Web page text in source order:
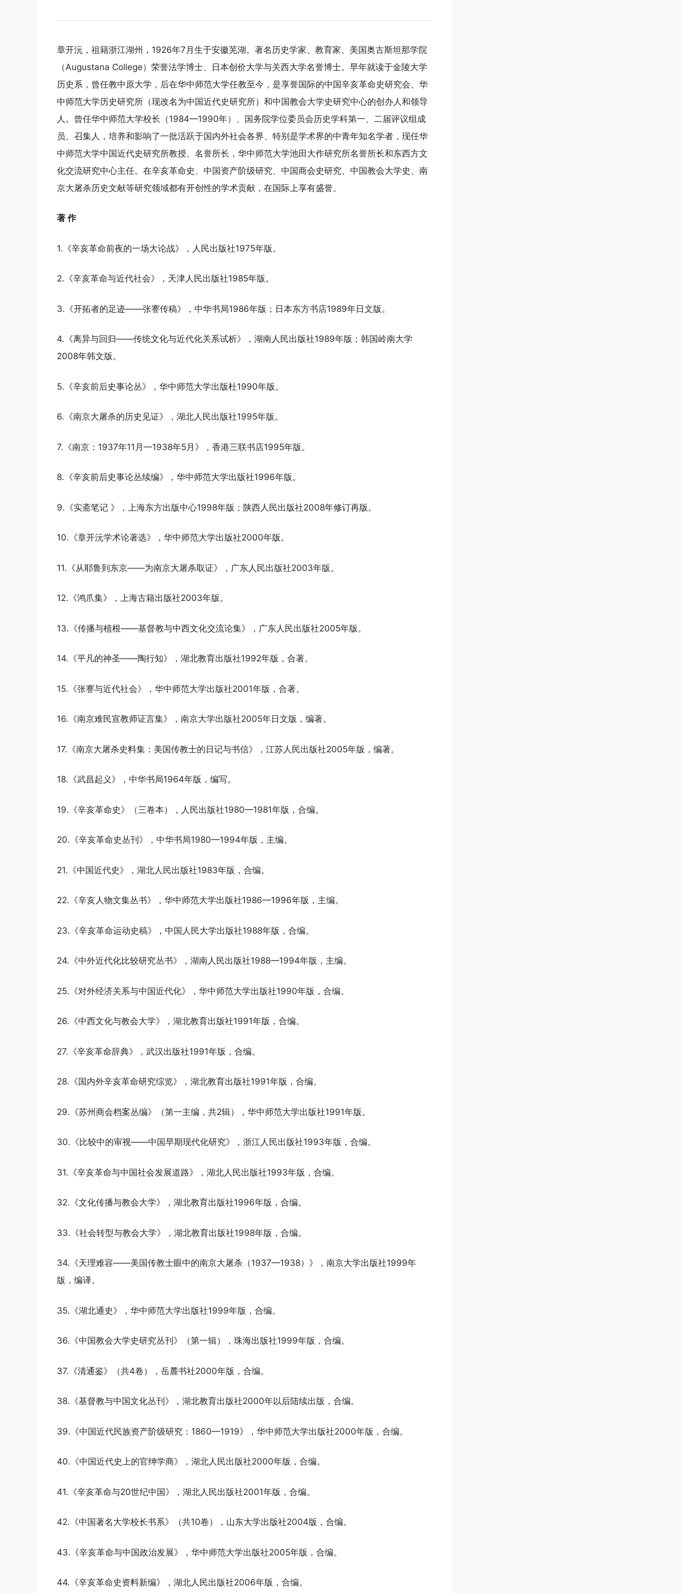
章开沅，祖籍浙江湖州，1926年7月生于安徽芜湖。著名历史学家、教育家、美国奥古斯坦那学院
（Augustana College）荣誉法学博士、日本创价大学与关西大学名誉博士。早年就读于金陵大学
历史系，曾任教中原大学，后在华中师范大学任教至今，是享誉国际的中国辛亥革命史研究会、华
中师范大学历史研究所（现改名为中国近代史研究所）和中国教会大学史研究中心的创办人和领导
人。曾任华中师范大学校长（1984—1990年）、国务院学位委员会历史学科第一、二届评议组成
员、召集人，培养和影响了一批活跃于国内外社会各界、特别是学术界的中青年知名学者，现任华
中师范大学中国近代史研究所教授、名誉所长，华中师范大学池田大作研究所名誉所长和东西方文
化交流研究中心主任。在辛亥革命史、中国资产阶级研究、中国商会史研究、中国教会大学史、南
京大屠杀历史文献等研究领域都有开创性的学术贡献，在国际上享有盛誉。
著 作
1.《辛亥革命前夜的一场大论战》，人民出版社1975年版。
2.《辛亥革命与近代社会》，天津人民出版社1985年版。
3.《开拓者的足迹——张謇传稿》，中华书局1986年版；日本东方书店1989年日文版。
4.《离异与回归——传统文化与近代化关系试析》，湖南人民出版社1989年版；韩国岭南大学
2008年韩文版。
5.《辛亥前后史事论丛》，华中师范大学出版杜1990年版。
6.《南京大屠杀的历史见证》，湖北人民出版社1995年版。
7.《南京：1937年11月—1938年5月》，香港三联书店1995年版。
8.《辛亥前后史事论丛续编》，华中师范大学出版社1996年版。
9.《实斋笔记 》，上海东方出版中心1998年版；陕西人民出版社2008年修订再版。
10.《章开沅学术论著选》，华中师范大学出版社2000年版。
11.《从耶鲁到东京——为南京大屠杀取证》，广东人民出版社2003年版。
12.《鸿爪集》，上海古籍出版社2003年版。
13.《传播与植根——基督教与中西文化交流论集》，广东人民出版社2005年版。
14.《平凡的神圣——陶行知》，湖北教育出版社1992年版，合著。
15.《张謇与近代社会》，华中师范大学出版社2001年版，合著。
16.《南京难民宣教师证言集》，南京大学出版社2005年日文版，编著。
17.《南京大屠杀史料集：美国传教士的日记与书信》，江苏人民出版社2005年版，编著。
18.《武昌起义》，中华书局1964年版，编写。
19.《辛亥革命史》（三卷本），人民出版社1980—1981年版，合编。
20.《辛亥革命史丛刊》，中华书局1980—1994年版，主编。
21.《中国近代史》，湖北人民出版社1983年版，合编。
22.《辛亥人物文集丛书》，华中师范大学出版社1986—1996年版，主编。
23.《辛亥革命运动史稿》，中国人民大学出版社1988年版，合编。
24.《中外近代化比较研究丛书》，湖南人民出版社1988—1994年版，主编。
25.《对外经济关系与中国近代化》，华中师范大学出版社1990年版，合编。
26.《中西文化与教会大学》，湖北教育出版社1991年版，合编。
27.《辛亥革命辞典》，武汉出版社1991年版，合编。
28.《国内外辛亥革命研究综览》，湖北教育出版社1991年版，合编。
29.《苏州商会档案丛编》（第一主编，共2辑），华中师范大学出版社1991年版。
30.《比较中的审视——中国早期现代化研究》，浙江人民出版社1993年版，合编。
31.《辛亥革命与中国社会发展道路》，湖北人民出版社1993年版，合编。
32.《文化传播与教会大学》，湖北教育出版社1996年版，合编。
33.《社会转型与教会大学》，湖北教育出版社1998年版，合编。
34.《天理难容——美国传教士眼中的南京大屠杀（1937—1938）》，南京大学出版社1999年
版，编译。
35.《湖北通史》，华中师范大学出版社1999年版，合编。
36.《中国教会大学史研究丛刊》（第一辑），珠海出版社1999年版，合编。
37.《清通鉴》（共4卷），岳麓书社2000年版，合编。
38.《基督教与中国文化丛刊》，湖北教育出版社2000年以后陆续出版，合编。
39.《中国近代民族资产阶级研究：1860—1919》，华中师范大学出版社2000年版，合编。
40.《中国近代史上的官绅学商》，湖北人民出版社2000年版，合编。
41.《辛亥革命与20世纪中国》，湖北人民出版社2001年版，合编。
42.《中国著名大学校长书系》（共10卷），山东大学出版社2004版，合编。
43.《辛亥革命与中国政治发展》，华中师范大学出版社2005年版，合编。
44.《辛亥革命史资料新编》，湖北人民出版社2006年版，合编。